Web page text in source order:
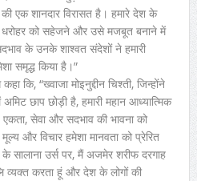
एक शानदार विरासत है। हमारे देश के
धरोहर को सहेजने और उसे मजबूत बनाने में
के उनके शाश्वत संदेशों ने हमारी
समृद्ध किया है।”
कि, “ख्वाजा मोइनुद्दीन चिश्ती, जिन्होंने
छाप छोड़ी है, हमारी महान आध्यात्मिक
सेवा और सदभाव की भावना को
और विचार हमेशा मानवता को प्रेरित
के सालाना उर्स पर, मैं अजमेर शरीफ दरगाह
व्यक्त करता हूं और देश के लोगों की